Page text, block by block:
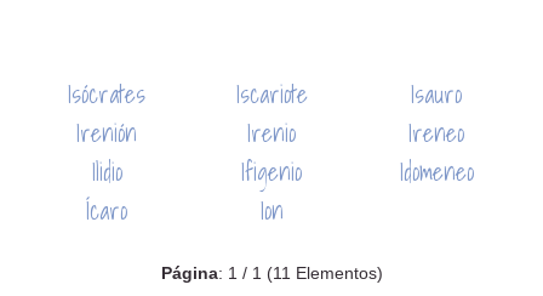
Isócrates Iscariote
Isauro
Irenión
Irenio
Ireneo
Ilidio
Ifigenio
Idomeneo
Ícaro
Ion
Página: 1 / 1 (11 Elementos)